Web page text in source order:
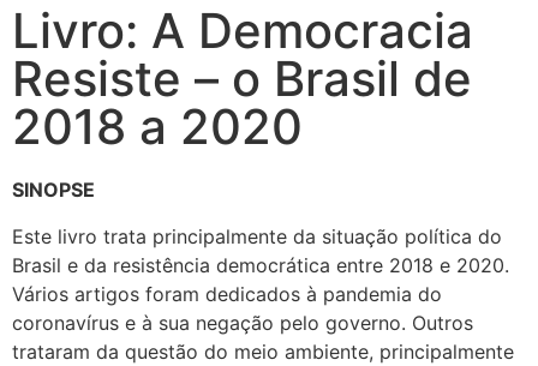
Livro: A Democracia
Resiste – o Brasil de
2018 a 2020
SINOPSE
Este livro trata principalmente da situação política do
Brasil e da resistência democrática entre 2018 e 2020.
Vários artigos foram dedicados à pandemia do
coronavírus e à sua negação pelo governo. Outros
trataram da questão do meio ambiente, principalmente